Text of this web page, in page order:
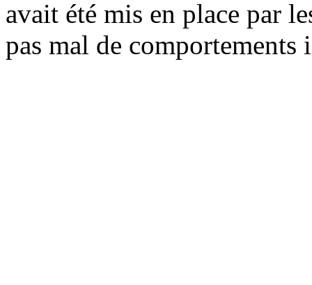
avait été mis en place par
pas mal de comportements